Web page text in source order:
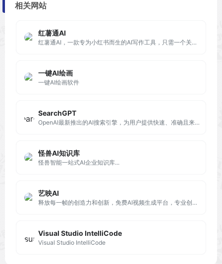
相关网站
红薯通AI
红薯通AI，一款专为小红书而生的AI写作工具，只需一个关键词就能创作各种类型的小红书笔记，还能一键提取笔记文案并进行改写，帮你打造原创爆款笔记。
一键AI绘画
一键AI绘画软件
SearchGPT
OpenAI最新推出的AI搜索引擎，为用户提供快速、准确且来源可靠的答案。支持连续对话和多格式内容展示，包括文字、图片和视频，丰富的媒体形式增强了信息的直观性和易理解性。
怪兽AI知识库
怪兽智能一站式AI企业知识库...
艺映AI
释放每一帧的创造力和创新，免费AI视频生成平台，专业创建文生视频和AI动态短视频。将文本转换为高质量AI视频，适用于多种场景，如抖音短视频、小说推文、AI短片、AI电影等制作。
Visual Studio IntelliCode
Visual Studio IntelliCode